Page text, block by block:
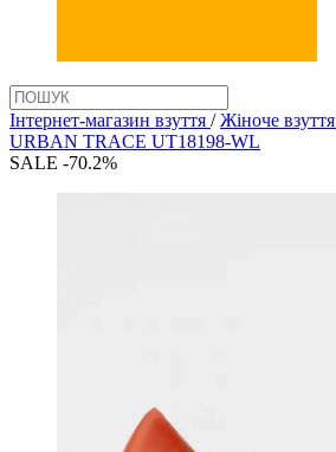
Інтернет-магазин взуття / Жіноче взуття
URBAN TRACE UT18198-WL
SALE -70.2%